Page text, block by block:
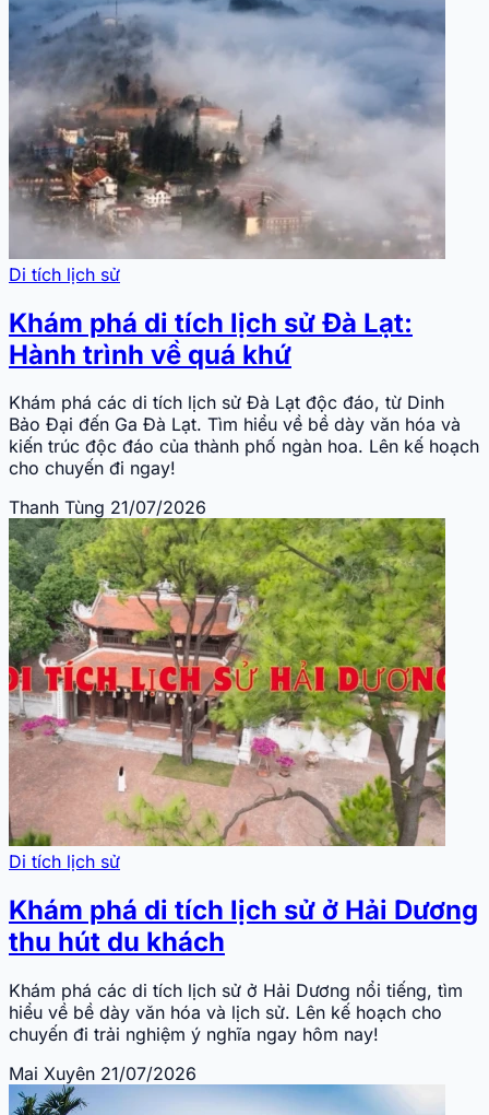
Di tích lịch sử
Khám phá di tích lịch sử Đà Lạt:
Hành trình về quá khứ
Khám phá các di tích lịch sử Đà Lạt độc đáo, từ Dinh
Bảo Đại đến Ga Đà Lạt. Tìm hiểu về bề dày văn hóa và
kiến trúc độc đáo của thành phố ngàn hoa. Lên kế hoạch
cho chuyến đi ngay!
Thanh Tùng 21/07/2026
Di tích lịch sử
Khám phá di tích lịch sử ở Hải Dương
thu hút du khách
Khám phá các di tích lịch sử ở Hải Dương nổi tiếng, tìm
hiểu về bề dày văn hóa và lịch sử. Lên kế hoạch cho
chuyến đi trải nghiệm ý nghĩa ngay hôm nay!
Mai Xuyên 21/07/2026